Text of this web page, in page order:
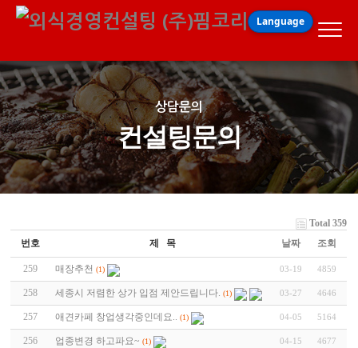
Language
상담문의
컨설팅문의
Total 359
번호
제 목 날짜 조회
259 매장추천 (1) 03-19 4859
258 세종시 저렴한 상가 입점 제안드립니다. (1) 03-27 4646
257 애견카페 창업생각중인데요.. (1) 04-05 5164
256 업종변경 하고파요~ (1) 04-15 4677